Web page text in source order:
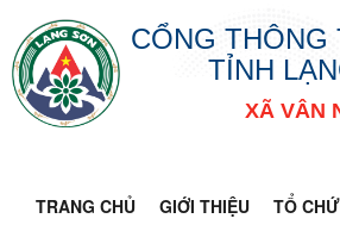
CỔNG
TỈNH
XÃ VÂN
TRANG CHỦ GIỚI THIỆU TỔ